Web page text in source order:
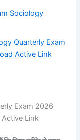
Sociology
Quarterly Exam
Active Link
Exam 2026
Active Link